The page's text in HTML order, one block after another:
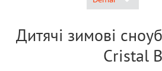
Дитячі зимові
Cristal B